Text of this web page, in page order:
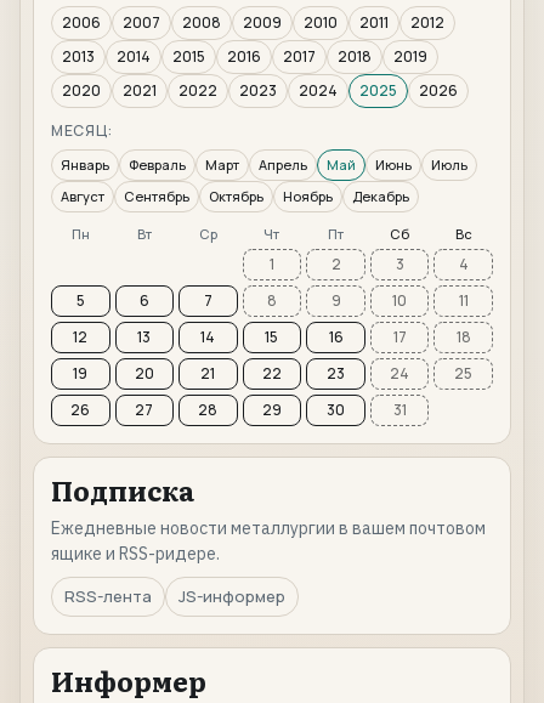
2006
2007 2008 2009 2010 2011
2012
2013
2014 2015 2016 2017 2018
2019
2020
2021 2022 2023 2024 2025
2026
МЕСЯЦ:
Январь Февраль Март Апрель Май Июнь
Июль
Август
Сентябрь Октябрь Ноябрь Декабрь
Пн Вт Ср Чт Пт Сб Вс
1 2 3
4
5
6 7 8 9 10
11
12
13 14 15 16 17
18
19
20 21 22 23 24
25
26
27 28 29 30 31
Подписка
Ежедневные новости металлургии в вашем почтовом
ящике и RSS-ридере.
RSS-лента
JS-информер
Информер